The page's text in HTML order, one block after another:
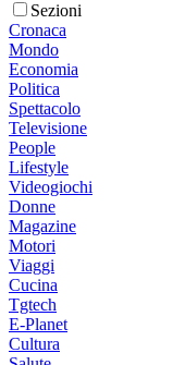
Sezioni
Cronaca
Mondo
Economia
Politica
Spettacolo
Televisione
People
Lifestyle
Videogiochi
Donne
Magazine
Motori
Viaggi
Cucina
Tgtech
E-Planet
Cultura